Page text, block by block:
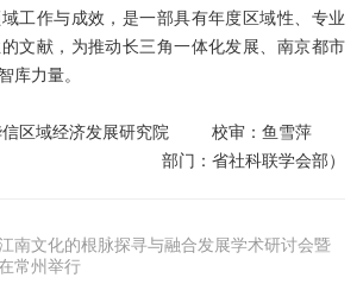
工作与成效，是一部具有年度区域性、专业
文献，为推动长三角一体化发展、南京都市
库力量。
华信区域经济发展研究院 校审：鱼雪萍
部门：省社科联学会部）
南文化的根脉探寻与融合发展学术研讨会暨
常州举行